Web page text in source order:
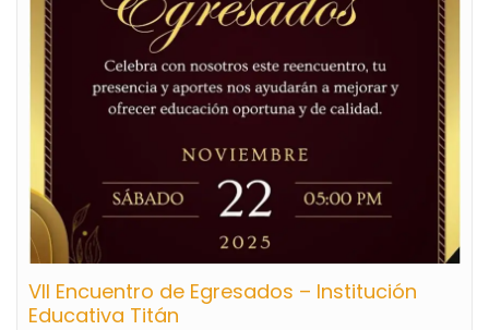
VII Encuentro de Egresados – Institución
Educativa Titán